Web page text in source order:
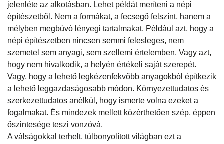
jelenléte az alkotásban. Lehet példát meríteni a népi
építészetből. Nem a formákat, a fecsegő felszínt, hanem a
mélyben megbúvó lényegi tartalmakat. Például azt, hogy a
népi építészetben nincsen semmi felesleges, nem
szemetel sem anyagi, sem szellemi értelemben. Vagy azt,
hogy nem hivalkodik, a helyén értékeli saját szerepét.
Vagy, hogy a lehető legkézenfekvőbb anyagokból építkezik
a lehető leggazdaságosabb módon. Környezettudatos és
szerkezettudatos anélkül, hogy ismerte volna ezeket a
fogalmakat. És mindezek mellett közérthetően szép, éppen
őszintesége teszi vonzóvá.
A válságokkal terhelt, túlbonyolított világban ezt a